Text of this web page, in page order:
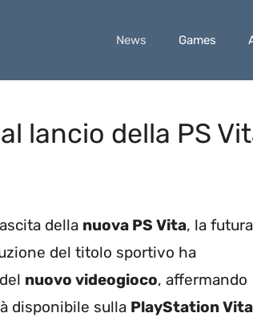
News Games
lancio della PS
della nuova PS Vita, la futura
del titolo sportivo ha
nuovo videogioco, affermando
disponibile sulla PlayStation Vita